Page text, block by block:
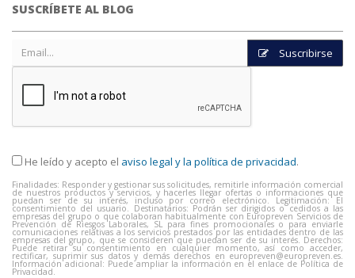
SUSCRÍBETE AL BLOG
Suscribirse
He leído y acepto el aviso legal y la política de privacidad.
Finalidades: Responder y gestionar sus solicitudes, remitirle información comercial
de nuestros productos y servicios, y hacerles llegar ofertas o informaciones que
puedan ser de su interés, incluso por correo electrónico. Legitimación: El
consentimiento del usuario. Destinatarios: Podrán ser dirigidos o cedidos a las
empresas del grupo o que colaboran habitualmente con Europreven Servicios de
Prevención de Riesgos Laborales, SL para fines promocionales o para enviarle
comunicaciones relativas a los servicios prestados por las entidades dentro de las
empresas del grupo, que se consideren que puedan ser de su interés. Derechos:
Puede retirar su consentimiento en cualquier momento, así como acceder,
rectificar, suprimir sus datos y demás derechos en europreven@europreven.es.
Información adicional: Puede ampliar la información en el enlace de Política de
Privacidad.